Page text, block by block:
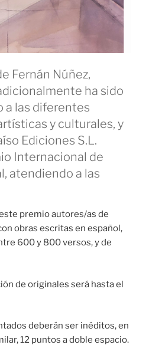
Fernán Núñez,
ha sido
a las diferentes
y culturales, y
Ediciones S.L.
Internacional de
atendiendo a las
premio autores/as de
obras escritas en español,
600 y 800 versos, y de
de originales será hasta el
deberán ser inéditos, en
12 puntos a doble espacio.